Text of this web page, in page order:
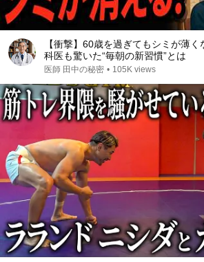
【衝撃】60歳を過ぎてもシミが薄
科医も驚いた“毎朝の新習慣”とは
医師 田中の秘密 • 105K views